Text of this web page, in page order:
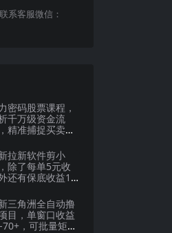
系客服微信：
密码股票课程，
千万级资金流
精准捕捉买卖时
拉新软件剪小
除了每单5元收
还有保底收益12
三角洲全自动撸
目，单窗口收益
，可批量矩阵